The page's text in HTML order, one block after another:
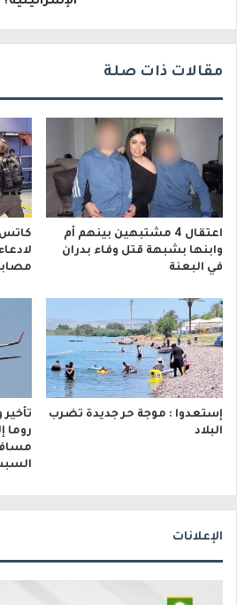
ي
مقالات ذات صلة
اعتقال 4 مشتبهين بينهم أم
وابنها بشبهة قتل وفاء بدران
في البعنة
إستعدوا : موجة حر جديدة تضرب
البلاد
روما
الإعلانات